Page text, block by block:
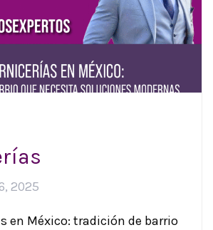
2025
en México: tradición de barrio